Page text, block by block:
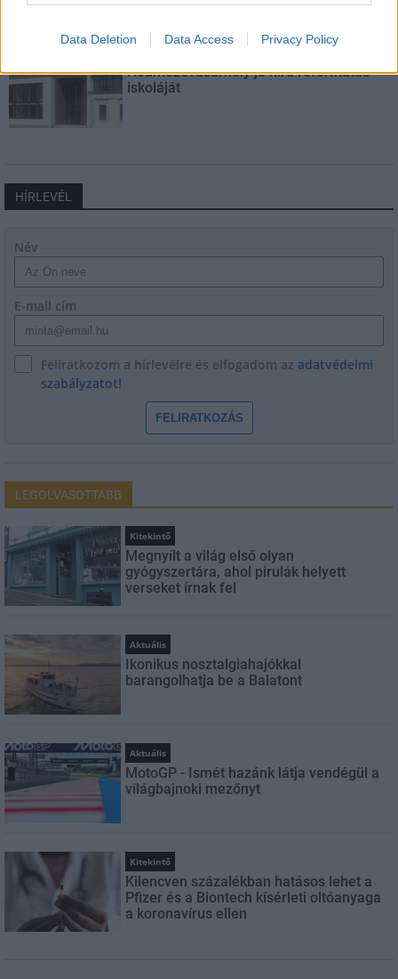
Data Deletion Data Access Privacy Policy
Hódmezővásárhely jó hírű református
iskoláját
HÍRLEVÉL
Név
E-mail cím
Feliratkozom a hírlevélre és elfogadom az adatvédelmi
szabályzatot!
FELIRATKOZÁS
LEGOLVASOTTABB
Kitekintő
Megnyílt a világ első olyan
gyógyszertára, ahol pirulák helyett
verseket írnak fel
Aktuális
Ikonikus nosztalgiahajókkal
barangolhatja be a Balatont
Aktuális
MotoGP - Ismét hazánk látja vendégül a
világbajnoki mezőnyt
Kitekintő
Kilencven százalékban hatásos lehet a
Pfizer és a Biontech kísérleti oltóanyaga
a koronavírus ellen